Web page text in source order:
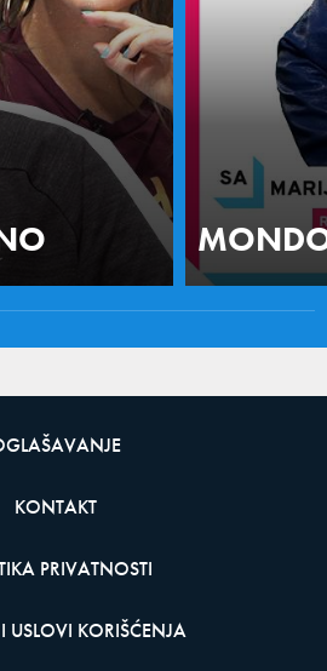
KONTAKT
PRIVATNOSTI
USLOVI KORIŠĆENJA